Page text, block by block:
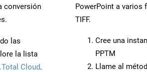
conversión
las
la lista
Cloud.
PowerPoint a varios
TIFF.
Cree una
PPTM
Llame al